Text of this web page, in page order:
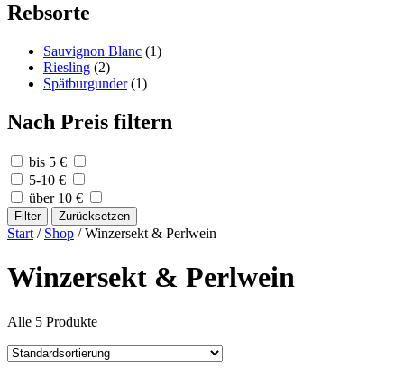
Rebsorte
Sauvignon Blanc (1)
Riesling (2)
Spätburgunder (1)
Nach Preis filtern
bis 5 €
5-10 €
über 10 €
Filter Zurücksetzen
Start / Shop / Winzersekt & Perlwein
Winzersekt & Perlwein
Alle 5 Produkte